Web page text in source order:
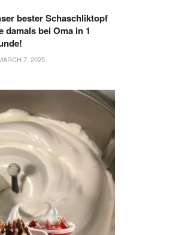
bester Schaschliktopf
damals bei Oma in 1
7, 2025